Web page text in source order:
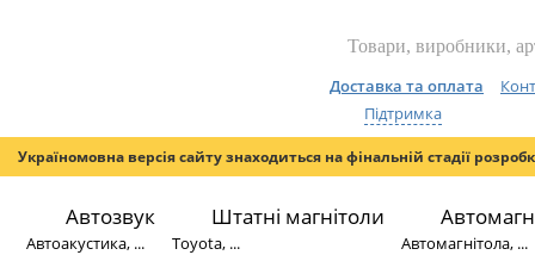
Доставка та оплата
Підтримка
Україномовна версія сайту знаходиться на фінальній стадії
Автозвук
Автоакустика, ...
Штатні магнітоли
Toyota, ... Автомагнітола, ...